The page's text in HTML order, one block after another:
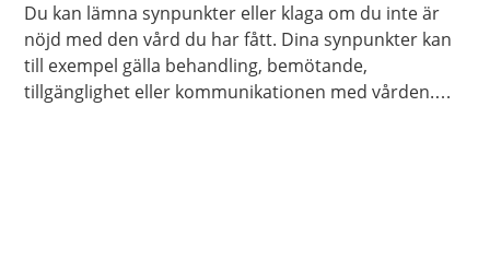
Du kan lämna synpunkter eller klaga om du inte är
nöjd med den vård du har fått. Dina synpunkter kan
till exempel gälla behandling, bemötande,
tillgänglighet eller kommunikationen med vården.